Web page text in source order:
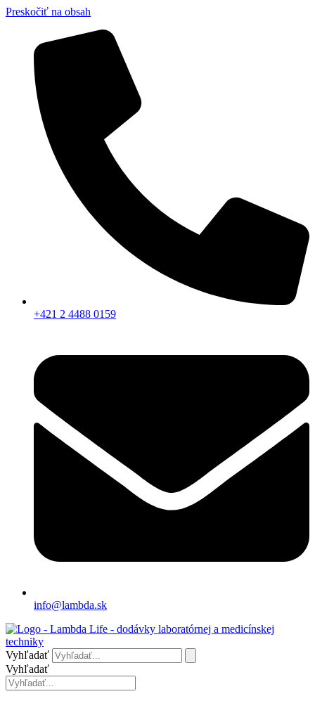
Preskočiť na obsah
+421 2 4488 0159
info@lambda.sk
Vyhľadať
Vyhľadať